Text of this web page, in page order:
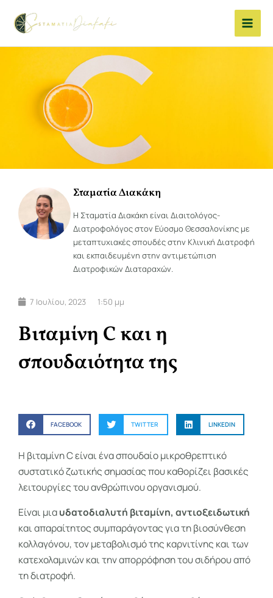
στο
Σταματία Διακάκη
Η Σταματία Διακάκη είναι Διαιτολόγος-
Διατροφολόγος στον Εύοσμο Θεσσαλονίκης με
μεταπτυχιακές σπουδές στην Κλινική Διατροφή
και εκπαιδευμένη στην αντιμετώπιση
Διατροφικών Διαταραχών.
7 Ιουλίου, 2023 1:50 μμ
Βιταμίνη C και η
σπουδαιότητα της
FACEBOOK TWITTER LINKEDIN
Η βιταμίνη C είναι ένα σπουδαίο μικροθρεπτικό
συστατικό ζωτικής σημασίας που καθορίζει βασικές
λειτουργίες του ανθρώπινου οργανισμού.
Είναι μιαυδατοδιαλυτή βιταμίνη, αντιοξειδωτική
και απαραίτητος συμπαράγοντας για τη βιοσύνθεση
κολλαγόνου, τον μεταβολισμό της καρνιτίνης και των
κατεχολαμινών και την απορρόφηση του σιδήρου από
τη διατροφή.